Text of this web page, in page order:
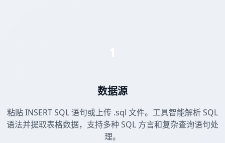
数据源
粘贴 INSERT SQL 语句或上传 .sql 文件。工具智能解析 SQL
语法并提取表格数据，支持多种 SQL 方言和复杂查询语句处
理。